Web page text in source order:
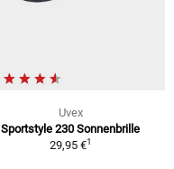
Uvex
Sportstyle 230 Sonnenbrille
29,95 €1